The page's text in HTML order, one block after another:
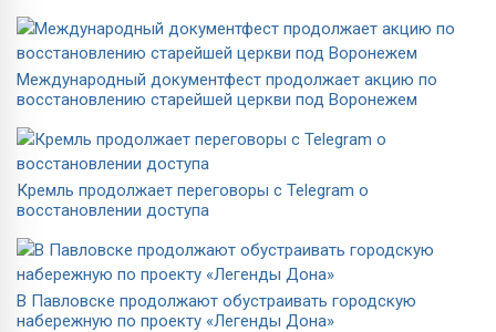
Международный документфест продолжает акцию по
восстановлению старейшей церкви под Воронежем
Кремль продолжает переговоры с Telegram о
восстановлении доступа
В Павловске продолжают обустраивать городскую
набережную по проекту «Легенды Дона»